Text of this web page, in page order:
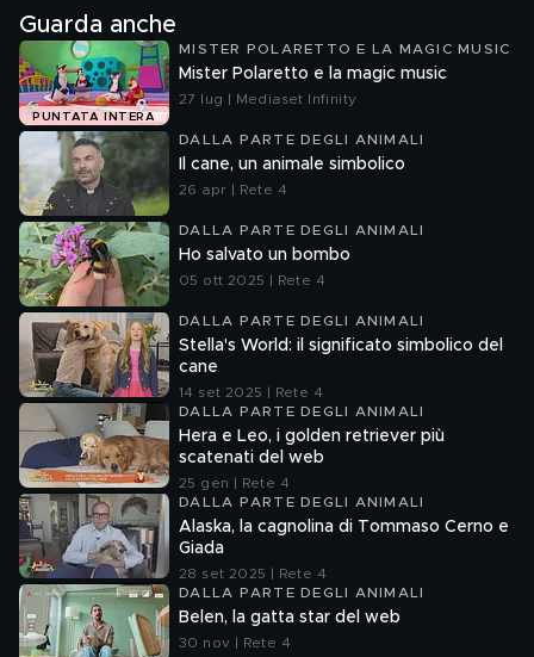
Guarda anche
PUNTATA INTERA
MISTER POLARETTO E LA MAGIC MUSIC
Mister Polaretto e la magic music
27 lug | Mediaset Infinity
DALLA PARTE DEGLI ANIMALI
Il cane, un animale simbolico
26 apr | Rete 4
DALLA PARTE DEGLI ANIMALI
Ho salvato un bombo
05 ott 2025 | Rete 4
DALLA PARTE DEGLI ANIMALI
Stella's World: il significato simbolico del
cane
14 set 2025 | Rete 4
DALLA PARTE DEGLI ANIMALI
Hera e Leo, i golden retriever più
scatenati del web
25 gen | Rete 4
DALLA PARTE DEGLI ANIMALI
Alaska, la cagnolina di Tommaso Cerno e
Giada
28 set 2025 | Rete 4
DALLA PARTE DEGLI ANIMALI
Belen, la gatta star del web
30 nov | Rete 4